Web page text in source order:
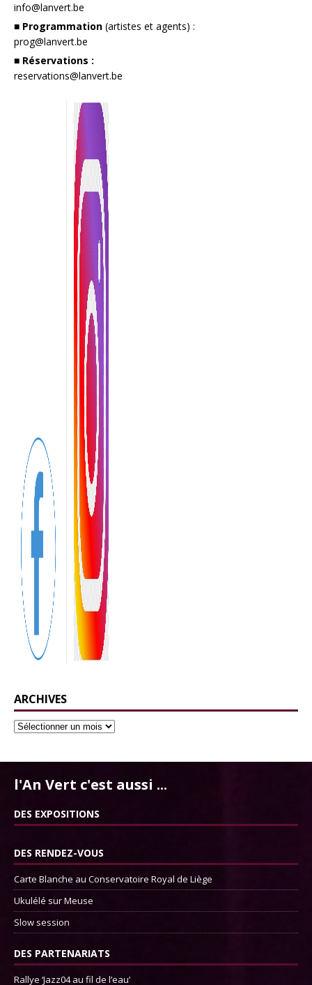
info@lanvert.be
■ Programmation (artistes et agents) :
prog@lanvert.be
■ Réservations :
reservations@lanvert.be
ARCHIVES
l'An Vert c'est aussi ...
DES EXPOSITIONS
DES RENDEZ-VOUS
Carte Blanche au Conservatoire Royal de Liège
Ukulélé sur Meuse
Slow session
DES PARTENARIATS
Rallye ‘Jazz04 au fil de l’eau’